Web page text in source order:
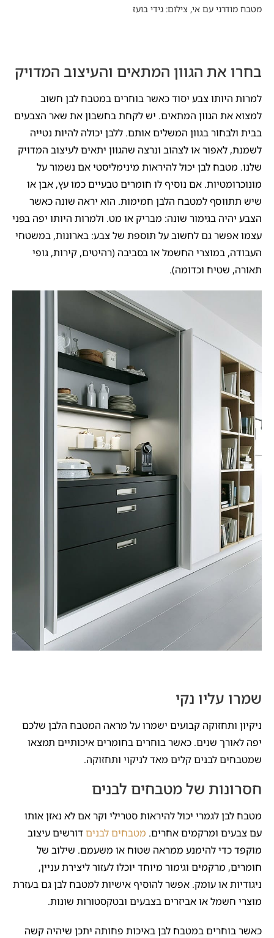
מטבח מודרני עם אי, צילום: גידי בועז
בחרו את הגוון המתאים והעיצוב המדויק
למרות היותו צבע יסוד כאשר בוחרים במטבח לבן חשוב
למצוא את הגוון המתאים. יש לקחת בחשבון את שאר הצבעים
בבית ולבחור בגוון המשלים אותם. ללבן יכולה להיות נטייה
לשמנת, לאפור או לצהוב ונרצה שהגוון יתאים לעיצוב המדויק
שלנו. מטבח לבן יכול להיראות מינימליסטי אם נשמור על
מונוכרומטיות. אם נוסיף לו חומרים טבעיים כמו עץ, אבן או
שיש תתווסף למטבח הלבן חמימות. הוא יראה שונה כאשר
הצבע יהיה בגימור שונה: מבריק או מט. ולמרות היותו יפה בפני
עצמו אפשר גם לחשוב על תוספת של צבע: בארונות, במשטחי
העבודה, במוצרי החשמל או בסביבה (רהיטים, קירות, גופי
תאורה, שטיח וכדומה).
שמרו עליו נקי
ניקיון ותחזוקה קבועים ישמרו על מראה המטבח הלבן שלכם
יפה לאורך שנים. כאשר בוחרים בחומרים איכותיים תמצאו
שמטבחים לבנים קלים מאד לניקוי ותחזוקה.
חסרונות של מטבחים לבנים
מטבח לבן לגמרי יכול להיראות סטרילי וקר אם לא נאזן אותו
עם צבעים ומרקמים אחרים. מטבחים לבנים דורשים עיצוב
מוקפד כדי להימנע ממראה שטוח או משעמם. שילוב של
חומרים, מרקמים וגימור מיוחד יוכלו לעזור ליצירת עניין,
ניגודיות או עומק. אפשר להוסיף אישיות למטבח לבן גם בעזרת
מוצרי חשמל או אביזרים בצבעים ובטקסטורות שונות.
כאשר בוחרים במטבח לבן באיכות פחותה יתכן שיהיה קשה